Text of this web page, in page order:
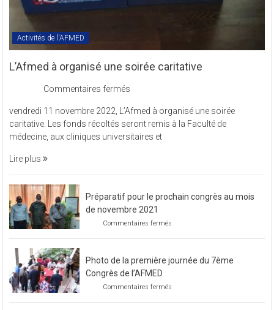
Activités de l'AFMED
L’Afmed à organisé une soirée caritative
Commentaires fermés
à
organisé
une
vendredi 11 novembre 2022, L’Afmed à organisé une soirée
caritative. Les fonds récoltés seront remis à la Faculté de
médecine, aux cliniques universitaires et
Lire plus
Préparatif pour le prochain congrès au mois
de novembre 2021
Commentaires fermés
prochain
de
Photo de la première journée du 7ème
Congrès de l’AFMED
Commentaires fermés